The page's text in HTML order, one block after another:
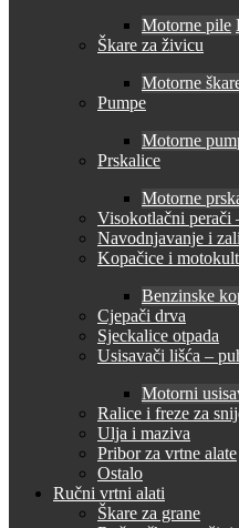
Motorne pile
Škare za živicu
Motorne
Pumpe
Motorne
Prskalice
Motorne
Visokotlačni perači
Navodnjavanje i
Kopačice i
Benzinske
Cjepači drva
Sjeckalice otpada
Usisavači lišća –
Motorni
Ralice i freze za
Ulja i maziva
Pribor za vrtne alate
Ostalo
Ručni vrtni alati
Škare za grane